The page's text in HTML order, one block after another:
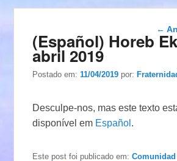
←
(Español) Horeb
abril 2019
Postado em:11/04/2019 por:
Desculpe-nos, mas este texto
disponível em Español .
Este post foi publicado em: